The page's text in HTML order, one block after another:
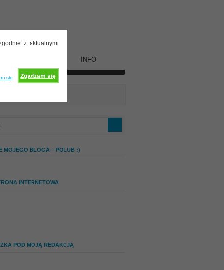
z aktualnymi
Zgadzam się
się
INFO
MOJEGO BLOGA – POLUB :)
INTERNETOWA
POD MOJĄ REDAKCJĄ